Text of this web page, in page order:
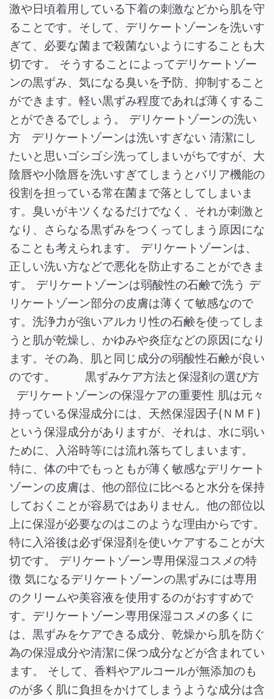
激や日頃着用している下着の刺激などから肌を守
ることです。そして、デリケートゾーンを洗いす
ぎて、必要な菌まで殺菌ないようにすることも大
切です。 そうすることによってデリケートゾー
ンの黒ずみ、気になる臭いを予防、抑制すること
ができます。軽い黒ずみ程度であれば薄くするこ
とができるでしょう。 デリケートゾーンの洗い
方 デリケートゾーンは洗いすぎない 清潔にし
たいと思いゴシゴシ洗ってしまいがちですが、大
陰唇や小陰唇を洗いすぎてしまうとバリア機能の
役割を担っている常在菌まで落としてしまいま
す。臭いがキツくなるだけでなく、それが刺激と
なり、さらなる黒ずみをつくってしまう原因にな
ることも考えられます。 デリケートゾーンは、
正しい洗い方などで悪化を防止することができま
す。 デリケートゾーンは弱酸性の石鹸で洗う デ
リケートゾーン部分の皮膚は薄くて敏感なので
す。洗浄力が強いアルカリ性の石鹸を使ってしま
うと肌が乾燥し、かゆみや炎症などの原因になり
ます。その為、肌と同じ成分の弱酸性石鹸が良い
のです。 黒ずみケア方法と保湿剤の選び方
デリケートゾーンの保湿ケアの重要性 肌は元々
持っている保湿成分には、天然保湿因子(ＮＭＦ)
という保湿成分がありますが、それは、水に弱い
ために、入浴時等には流れ落ちてしまいます。
特に、体の中でもっともが薄く敏感なデリケート
ゾーンの皮膚は、他の部位に比べると水分を保持
しておくことが容易ではありません。他の部位以
上に保湿が必要なのはこのような理由からです。
特に入浴後は必ず保湿剤を使いケアすることが大
切です。 デリケートゾーン専用保湿コスメの特
徴 気になるデリケートゾーンの黒ずみには専用
のクリームや美容液を使用するのがおすすめで
す。デリケートゾーン専用保湿コスメの多くに
は、黒ずみをケアできる成分、乾燥から肌を防ぐ
為の保湿成分や清潔に保つ成分などが含まれてい
ます。 そして、香料やアルコールが無添加のも
のが多く肌に負担をかけてしまうような成分は含